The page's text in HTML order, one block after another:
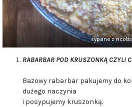
sypane z
RABARBAR POD KRUSZONKĄ CZYLI
Bazowy rabarbar pakujemy do
dużego naczynia
i posypujemy kruszonką.